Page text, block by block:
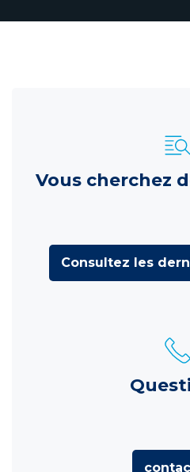
Vous cherchez
Consultez les